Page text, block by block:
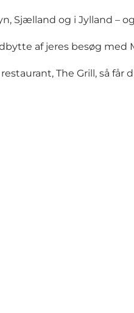
Sjælland og i Jylland –
af jeres besøg med
The Grill, så